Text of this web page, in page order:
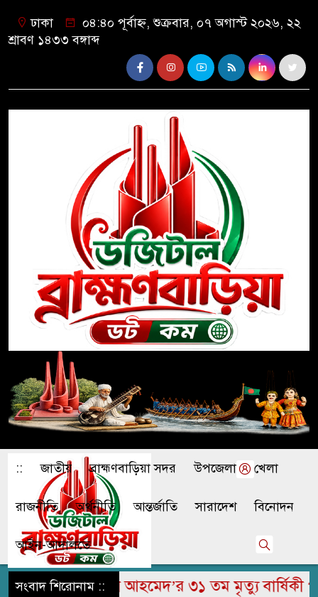
ঢাকা
০৪:৪০ পূর্বাহ্ন, শুক্রবার, ০৭ অগাস্ট ২০২৬, ২২
শ্রাবণ ১৪৩৩ বঙ্গাব্দ
:: জাতীয় ব্রাহ্মণবাড়িয়া সদর উপজেলা খেলা
রাজনীতি অর্থনীতি আন্তর্জাতি সারাদেশ বিনোদন
আইন-আদালতে
সংবাদ শিরোনাম ::
জামির উদ্দিন আহমেদ’র ৩১ তম মৃত্যু বার্ষিকী